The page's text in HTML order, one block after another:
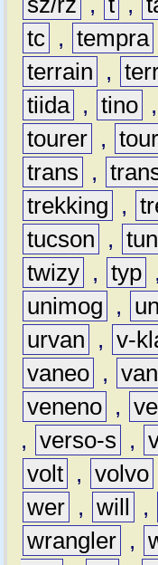
tc , tempra
terrain
,
tiida , tino ,
tourer ,
trans
,
trekking
,
tucson
,
twizy , typ ,
unimog
,
urvan
, v-
vaneo ,
veneno ,
, verso-s ,
volt , volvo
wer , will ,
wrangler ,